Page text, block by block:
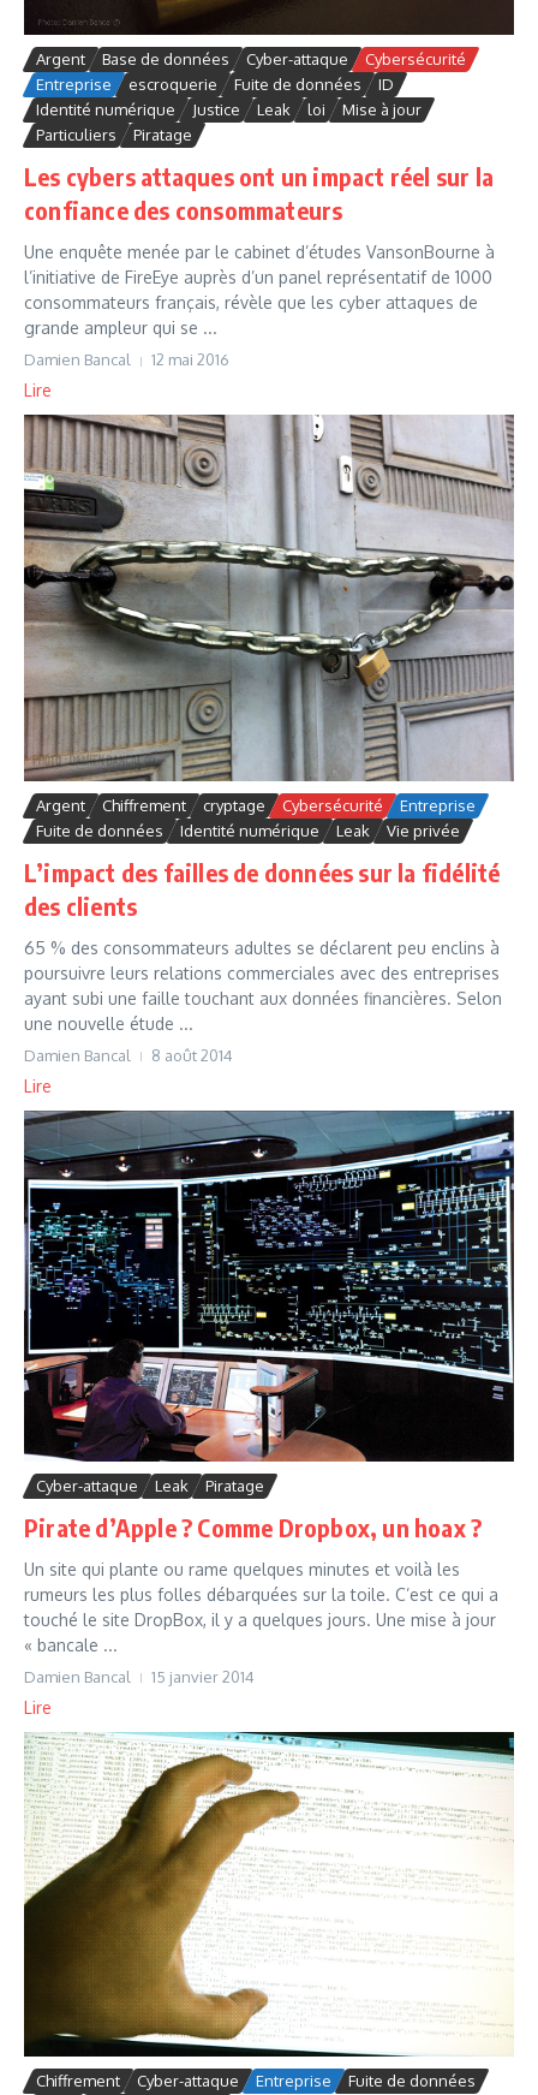
Argent Base de données Cyber-attaque
Cybersécurité
Entreprise
escroquerie Fuite de données
ID
Identité numérique
Justice Leak loi
Mise à jour
Particuliers
Piratage
Les cybers attaques ont un impact réel sur la
confiance des consommateurs
Une enquête menée par le cabinet d’études VansonBourne à
l’initiative de FireEye auprès d’un panel représentatif de 1000
consommateurs français, révèle que les cyber attaques de
grande ampleur qui se ...
Damien Bancal 12 mai 2016
Lire
Argent Chiffrement cryptage Cybersécurité
Entreprise
Fuite de données
Identité numérique Leak Vie privée
L’impact des failles de données sur la fidélité
des clients
65 % des consommateurs adultes se déclarent peu enclins à
poursuivre leurs relations commerciales avec des entreprises
ayant subi une faille touchant aux données financières. Selon
une nouvelle étude ...
Damien Bancal 8 août 2014
Lire
Cyber-attaque Leak Piratage
Pirate d’Apple ? Comme Dropbox, un hoax ?
Un site qui plante ou rame quelques minutes et voilà les
rumeurs les plus folles débarquées sur la toile. C’est ce qui a
touché le site DropBox, il y a quelques jours. Une mise à jour
« bancale ...
Damien Bancal 15 janvier 2014
Lire
Chiffrement Cyber-attaque Entreprise
Fuite de données